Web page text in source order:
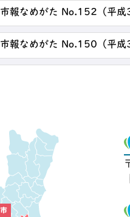
市報なめがた No.152（平成
市報なめがた No.150（平成